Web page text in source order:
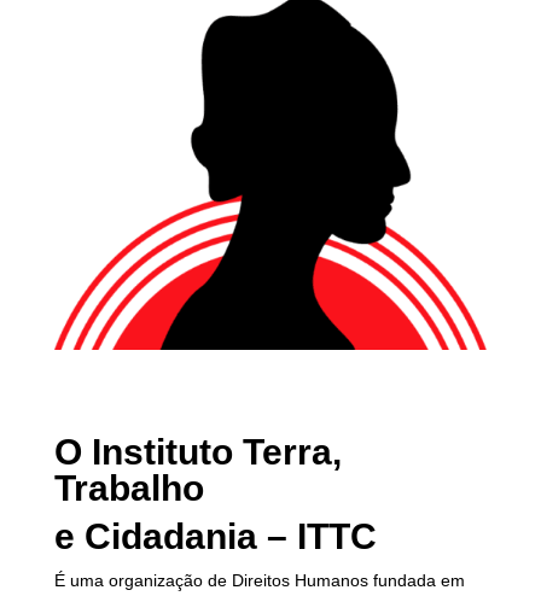
O Instituto Terra,
Trabalho
e Cidadania – ITTC
É uma organização de Direitos Humanos fundada em